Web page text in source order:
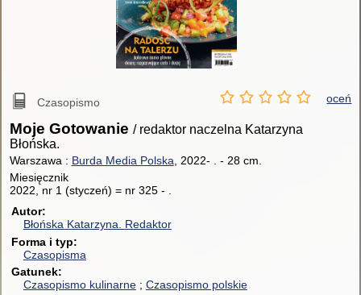
Czasopismo oceń
Moje Gotowanie / redaktor naczelna Katarzyna
Błońska.
Warszawa : Burda Media Polska , 2022- . - 28 cm.
Miesięcznik
2022, nr 1 (styczeń) = nr 325 - .
Autor
Błońska Katarzyna. Redaktor
Forma i typ
Czasopisma
Gatunek
Czasopismo kulinarne
Czasopismo polskie